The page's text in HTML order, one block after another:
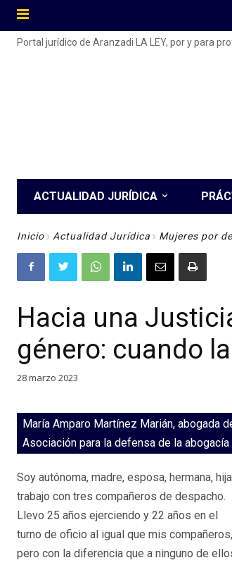
Portal jurídico de Aranzadi LA LEY, por y para
ACTUALIDAD JURÍDICA
Inicio Actualidad Jurídica Mujeres por
Hacia una
género: cuando
28 marzo 2023
María Amparo Martínez Marián, abogada
Asociación para la defensa de la abogacía
Soy autónoma, madre, esposa, hermana,
trabajo con tres compañeros de despacho.
Llevo 25 años ejerciendo y 22 años en el
turno de oficio al igual que mis compañeros,
pero con la diferencia que a ninguno de